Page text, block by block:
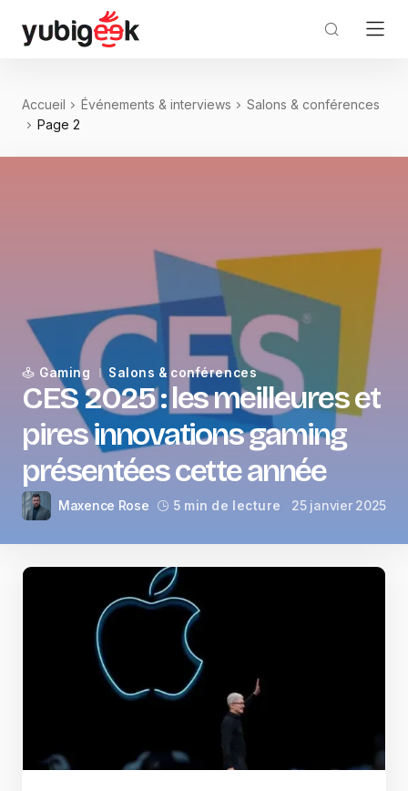
Accueil Événements & interviews
Salons & conférences
Page 2
Gaming Salons & conférences
CES 2025 : les meilleures et
pires innovations gaming
présentées cette année
Maxence Rose 5 min de lecture 25 janvier 2025